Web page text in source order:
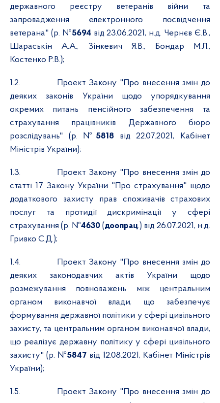
державного реєстру ветеранів війни та
запровадження електронного посвідчення
ветерана" (р. №5694 від 23.06.2021, н.д. Чернєв Є.В.,
Шараськін А.А., Зінкевич Я.В., Бондар М.Л.,
Костенко Р.В.);
1.2.
Проект Закону "Про внесення змін до
деяких законів України щодо упорядкування
окремих питань пенсійного забезпечення та
страхування працівників Державного бюро
розслідувань" (р. № 5818 від 22.07.2021, Кабінет
Міністрів України);
1.3.
Проект Закону "Про внесення змін до
статті 17 Закону України "Про страхування" щодо
додаткового захисту прав споживачів страхових
послуг та протидії дискримінації у сфері
страхування (р. №4630 (доопрац.) від 26.07.2021, н.д.
Гривко С.Д.);
1.4.
Проект Закону "Про внесення змін до
деяких законодавчих актів України щодо
розмежування повноважень між центральним
органом виконавчої влади, що забезпечує
формування державної політики у сфері цивільного
захисту, та центральним органом виконавчої влади,
що реалізує державну політику у сфері цивільного
захисту" (р. №5847 від 12.08.2021, Кабінет Міністрів
України);
1.5.
Проект Закону "Про внесення змін до